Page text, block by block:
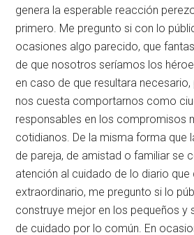
genera la esperable reacción
primero. Me pregunto si con lo
ocasiones algo parecido, que
de que nosotros seríamos los
en caso de que resultara necesario,
nos cuesta comportarnos como
responsables en los compromisos
cotidianos. De la misma forma que
de pareja, de amistad o familiar se
atención al cuidado de lo diario
extraordinario, me pregunto si lo
construye mejor en los pequeños y
de cuidado por lo común. En